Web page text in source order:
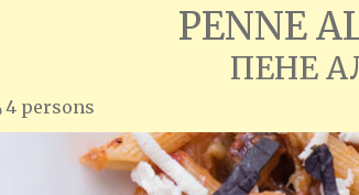
PENNE
ПЕНЕ
4 persons